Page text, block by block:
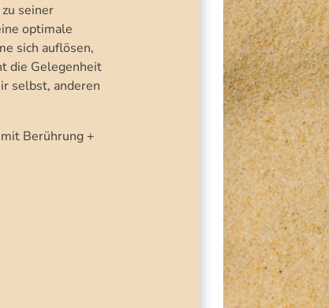
seiner
optimale
sich auflösen,
die Gelegenheit
selbst, anderen
Berührung +